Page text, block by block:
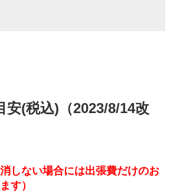
安(税込) （2023/8/14改
消しない場合には出張費だけのお
す）